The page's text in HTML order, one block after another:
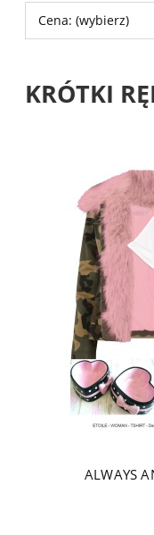
Cena: (wybierz)
KRÓTKI
ALWAYS